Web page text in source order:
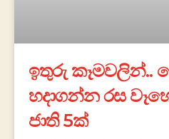
ඉතුරු කෑමවලින්..
හදාගන්න රස
ජාති 5ක්